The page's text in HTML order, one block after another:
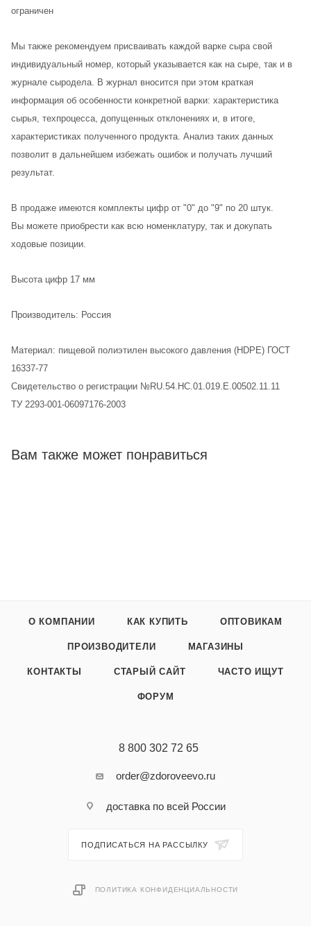
ограничен
Мы также рекомендуем присваивать каждой варке сыра свой
индивидуальный номер, который указывается как на сыре, так и в
журнале сыродела. В журнал вносится при этом краткая
информация об особенности конкретной варки: характеристика
сырья, техпроцесса, допущенных отклонениях и, в итоге,
характеристиках полученного продукта. Анализ таких данных
позволит в дальнейшем избежать ошибок и получать лучший
результат.
В продаже имеются комплекты цифр от "0" до "9" по 20 штук.
Вы можете приобрести как всю номенклатуру, так и докупать
ходовые позиции.
Высота цифр 17 мм
Производитель: Россия
Материал: пищевой полиэтилен высокого давления (HDPE) ГОСТ
16337-77
Свидетельство о регистрации №RU.54.НС.01.019.E.00502.11.11
ТУ 2293-001-06097176-2003
Вам также может понравиться
О КОМПАНИИ КАК КУПИТЬ ОПТОВИКАМ
ПРОИЗВОДИТЕЛИ МАГАЗИНЫ
КОНТАКТЫ СТАРЫЙ САЙТ ЧАСТО ИЩУТ
ФОРУМ
8 800 302 72 65
order@zdoroveevo.ru
доставка по всей России
ПОДПИСАТЬСЯ НА РАССЫЛКУ
ПОЛИТИКА КОНФИДЕНЦИАЛЬНОСТИ